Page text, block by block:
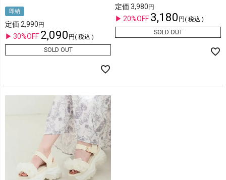
即納
定価 2,990
30%OFF 2,090
税込
SOLD OUT
定価 3,980
20%OFF 3,180
税込
SOLD OUT